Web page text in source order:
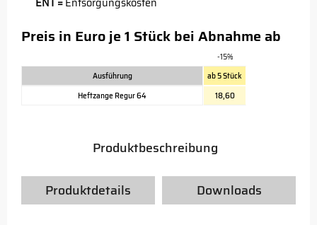
Preis in Euro je 1 Stück bei Abnahme ab
-15%
Ausführung
ab 5 Stück
Heftzange Regur 64
18,60
Produktbeschreibung
Produktdetails Downloads